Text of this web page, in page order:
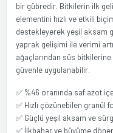
bir gübredir. Bitkilerin ilk
elementini hızlı ve etkili
destekleyerek yeşil aksam
yaprak gelişimi ile verimi
ağaçlarından süs
güvenle uygulanabilir.
✅ %46 oranında saf azot
✅ Hızlı çözünebilen granül
✅ Güçlü yeşil aksam ve
✅ İlkbahar ve büyüme